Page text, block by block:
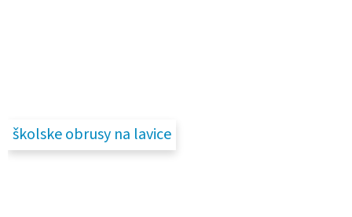
školske obrusy na lavice